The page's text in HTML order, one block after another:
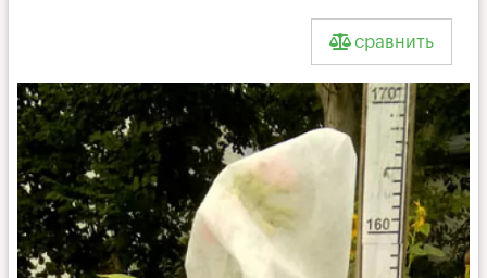
сравнить